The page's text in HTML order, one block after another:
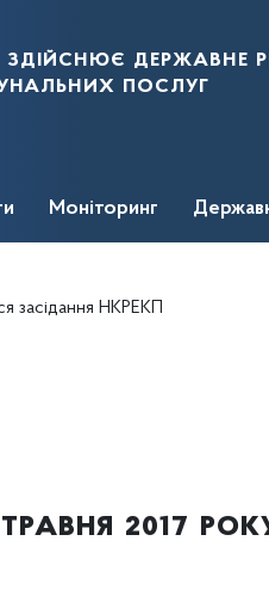
державне
послуг
Моніторинг
засідання НКРЕКП
2017